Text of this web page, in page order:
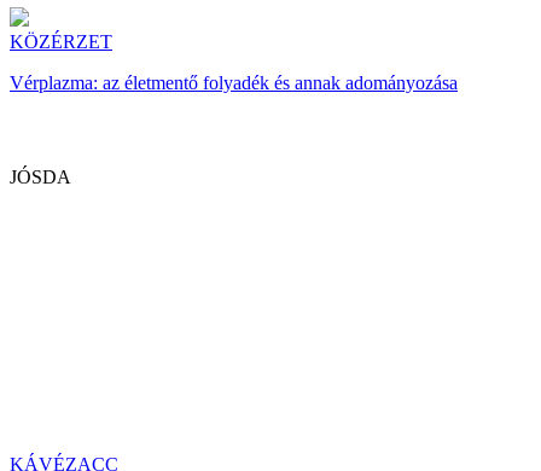
KÖZÉRZET
Vérplazma: az életmentő folyadék és annak adományozása
JÓSDA
KÁVÉZACC